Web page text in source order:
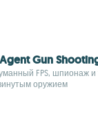
Gun
FPS, шпионаж и
оружием